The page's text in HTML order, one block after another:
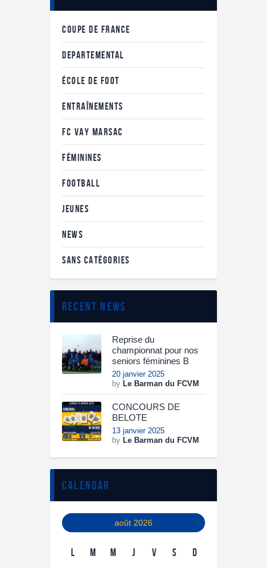
COUPE DE FRANCE
DEPARTEMENTAL
ÉCOLE DE FOOT
ENTRAÎNEMENTS
FC VAY MARSAC
FÉMININES
FOOTBALL
JEUNES
NEWS
SANS CATÉGORIES
recent news
Reprise du
championnat pour nos
seniors féminines B
20 janvier 2025
by Le Barman du FCVM
CONCOURS DE
BELOTE
13 janvier 2025
by Le Barman du FCVM
calendar
août 2026
L M M J V S D